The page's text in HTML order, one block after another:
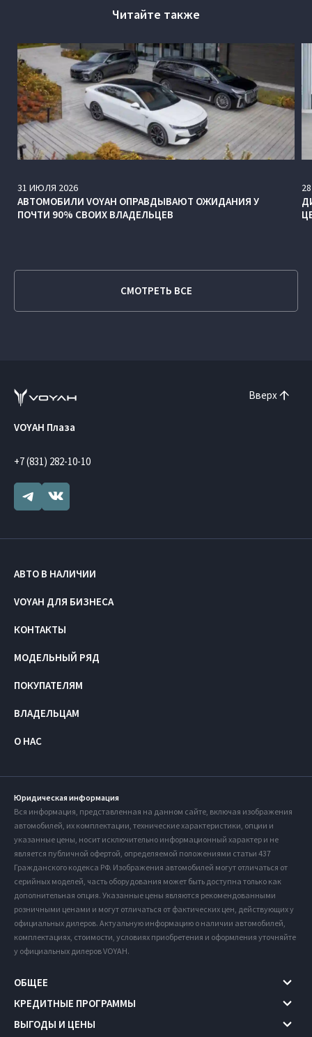
Читайте также
31 ИЮЛЯ 2026
АВТОМОБИЛИ VOYAH ОПРАВДЫВАЮТ ОЖИДАНИЯ У
ПОЧТИ 90% СВОИХ ВЛАДЕЛЬЦЕВ
28
СМОТРЕТЬ ВСЕ
Вверх
VOYAH Плаза
+7 (831) 282-10-10
АВТО В НАЛИЧИИ
VOYAH ДЛЯ БИЗНЕСА
КОНТАКТЫ
МОДЕЛЬНЫЙ РЯД
ПОКУПАТЕЛЯМ
ВЛАДЕЛЬЦАМ
О НАС
Юридическая информация
Вся информация, представленная на данном сайте, включая изображения
автомобилей, их комплектации, технические характеристики, опции и
указанные цены, носит исключительно информационный характер и не
является публичной офертой, определяемой положениями статьи 437
Гражданского кодекса РФ. Изображения автомобилей могут отличаться от
серийных моделей, часть оборудования может быть доступна только как
дополнительная опция. Указанные цены являются рекомендованными
розничными ценами и могут отличаться от фактических цен, действующих у
официальных дилеров. Актуальную информацию о наличии автомобилей,
комплектациях, стоимости, условиях приобретения и оформления уточняйте
у официальных дилеров VOYAH.
ОБЩЕЕ
КРЕДИТНЫЕ ПРОГРАММЫ
ВЫГОДЫ И ЦЕНЫ